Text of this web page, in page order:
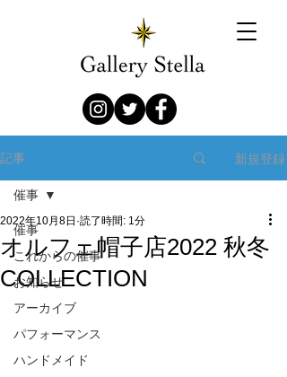
記事 新規登録
催事
これからの催事
お知らせ
アーカイブ
パフォーマンス
ハンドメイド
催事
オルフェ帽子店2022 秋冬
COLLECTION
2022年10月8日 読了時間: 1分